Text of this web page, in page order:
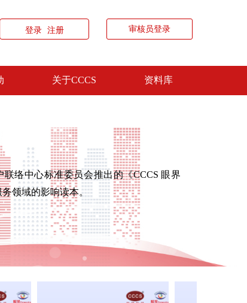
关于CCCS 资料库
登录 注册 审核员登录
络中心标准委员会推出的《CCCS 眼界
领域的影响读本。